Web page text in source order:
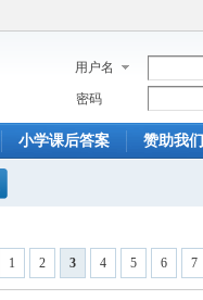
用户名
密码
小学课后答案 赞助我们
1 2 3 4 5 6 7